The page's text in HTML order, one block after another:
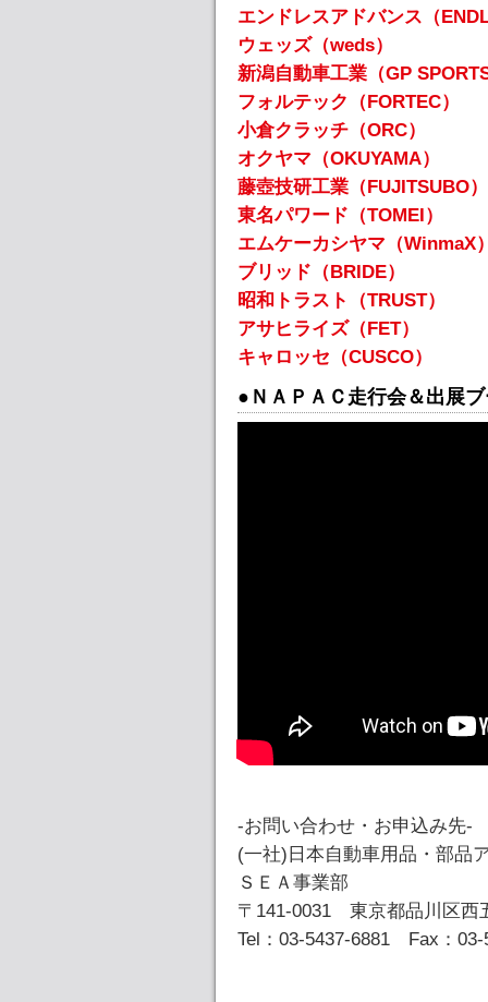
エンドレスアドバンス（
ウェッズ（weds）
新潟自動車工業（GP
フォルテック（FORTEC）
小倉クラッチ（ORC）
オクヤマ（OKUYAMA）
藤壺技研工業（FUJITSUBO）
東名パワード（TOMEI）
エムケーカシヤマ（WinmaX
ブリッド（BRIDE）
昭和トラスト（TRUST）
アサヒライズ（FET）
キャロッセ（CUSCO）
●ＮＡＰＡＣ走行会＆出展
-お問い合わせ・お申込み先-
(一社)日本自動車用品・部品
ＳＥＡ事業部
〒141-0031 東京都品川区西
Tel：03-5437-6881 Fax：03-